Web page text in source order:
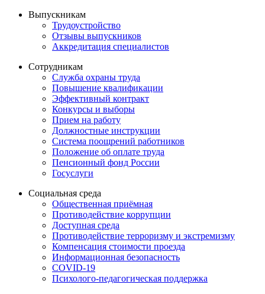
Выпускникам
Трудоустройство
Отзывы выпускников
Аккредитация специалистов
Сотрудникам
Служба охраны труда
Повышение квалификации
Эффективный контракт
Конкурсы и выборы
Прием на работу
Должностные инструкции
Система поощрений работников
Положение об оплате труда
Пенсионный фонд России
Госуслуги
Социальная среда
Общественная приёмная
Противодействие коррупции
Доступная среда
Противодействие терроризму и экстремизму
Компенсация стоимости проезда
Информационная безопасность
COVID-19
Психолого-педагогическая поддержка